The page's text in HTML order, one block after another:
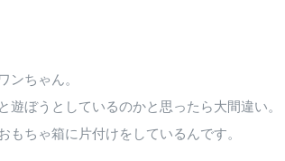
ちゃん。
ぼうとしているのかと思ったら大間違い。
ちゃ箱に片付けをしているんです。